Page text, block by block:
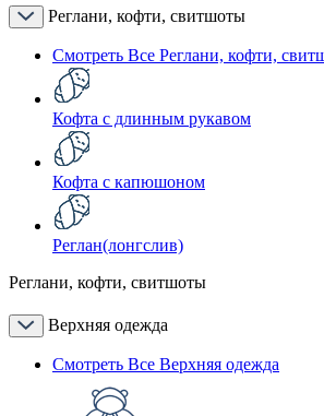
Реглани, кофти, свитшоты
Смотреть Все Реглани, кофти,
Кофта с длинным рукавом
Кофта с капюшоном
Реглан(лонгслив)
Реглани, кофти, свитшоты
Верхняя одежда
Смотреть Все Верхняя одежда